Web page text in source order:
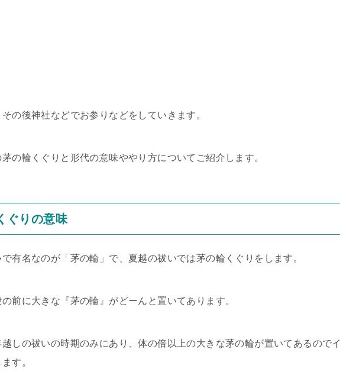
の後神社などでお参りなどをしていきます。
の輪くぐりと形代の意味ややり方についてご紹介します。
ぐりの意味
有名なのが「茅の輪」で、夏越の祓いでは茅の輪くぐりをします。
前に大きな『茅の輪』がどーんと置いてあります。
しの祓いの時期のみにあり、体の倍以上の大きな茅の輪が置いてあるのでイ
す。